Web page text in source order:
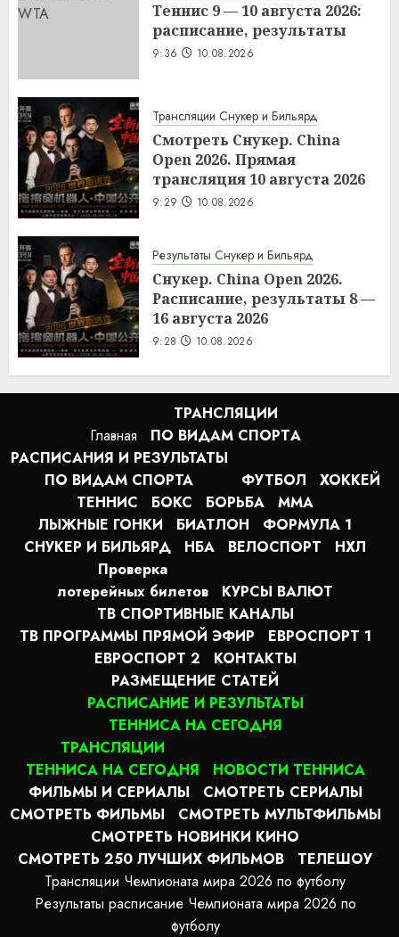
Теннис 9 — 10 августа 2026:
расписание, результаты
9:36 10.08.2026
Трансляции Снукер и Бильярд
Смотреть Снукер. China
Open 2026. Прямая
трансляция 10 августа 2026
9:29 10.08.2026
Результаты Снукер и Бильярд
Снукер. China Open 2026.
Расписание, результаты 8 —
16 августа 2026
9:28 10.08.2026
Главная
ТРАНСЛЯЦИИ
ПО ВИДАМ СПОРТA
РАСПИСАНИЯ И РЕЗУЛЬТАТЫ
ПО ВИДАМ СПОРТА
ФУТБОЛ
ХОККЕЙ
ТЕННИС
БОКС БОРЬБА
MMA
ЛЫЖНЫЕ ГОНКИ
БИАТЛОН
ФОРМУЛА 1
СНУКЕР И БИЛЬЯРД
НБА ВЕЛОСПОРТ
НХЛ
Проверка
лотерейных билетов
КУРСЫ ВАЛЮТ
ТВ СПОРТИВНЫЕ КАНАЛЫ
ТВ ПРОГРАММЫ ПРЯМОЙ ЭФИР
ЕВРОСПОРТ 1
ЕВРОСПОРТ 2
КОНТАКТЫ
РАЗМЕЩЕНИЕ СТАТЕЙ
РАСПИСАНИЕ И РЕЗУЛЬТАТЫ
ТЕННИСА НА СЕГОДНЯ
ТРАНСЛЯЦИИ
ТЕННИСА НА СЕГОДНЯ
НОВОСТИ ТЕННИСА
ФИЛЬМЫ И СЕРИАЛЫ
СМОТРЕТЬ СЕРИАЛЫ
СМОТРЕТЬ ФИЛЬМЫ
СМОТРЕТЬ МУЛЬТФИЛЬМЫ
СМОТРЕТЬ НОВИНКИ КИНО
СМОТРЕТЬ 250 ЛУЧШИХ ФИЛЬМОВ
ТЕЛЕШОУ
Трансляции Чемпионата мира 2026 по футболу
Результаты расписание Чемпионата мира 2026 по
футболу